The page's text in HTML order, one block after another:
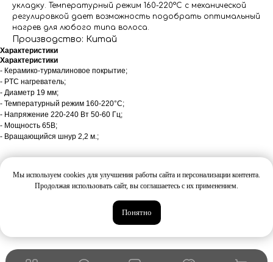
укладку. Температурный режим 160-220°C с механической
регулировкой дает возможность подобрать оптимальный
нагрев для любого типа волоса.
Производство: Китай
Характеристики
Характеристики
- Керамико-турмалиновое покрытие;
- PTC нагреватель;
- Диаметр 19 мм;
- Температурный режим 160-220°C;
- Напряжение 220-240 Вт 50-60 Гц;
- Мощность 65В;
- Вращающийся шнур 2,2 м.;
Может понравиться:
Мы используем cookies для улучшения работы сайта и персонализации контента.
Продолжая использовать сайт, вы соглашаетесь с их применением.
Понятно